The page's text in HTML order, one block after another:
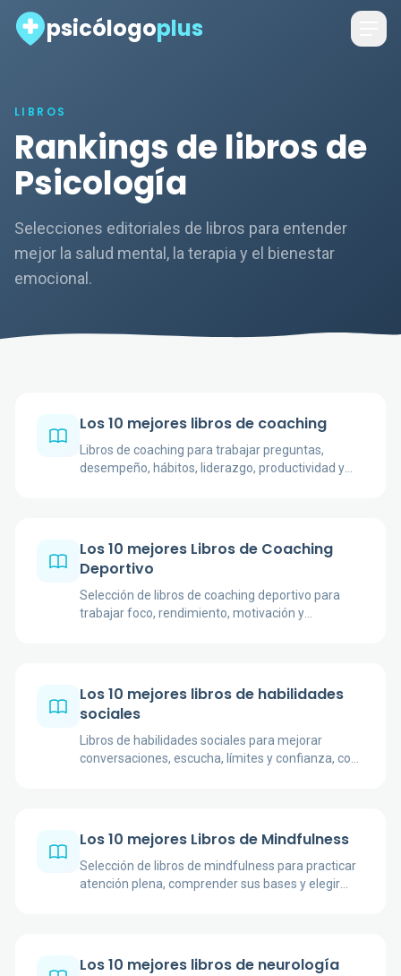
psicólogoplus
LIBROS
Rankings de libros de
Psicología
Selecciones editoriales de libros para entender
mejor la salud mental, la terapia y el bienestar
emocional.
Los 10 mejores libros de coaching
Libros de coaching para trabajar preguntas,
desempeño, hábitos, liderazgo, productividad y
Los 10 mejores Libros de Coaching
Deportivo
Selección de libros de coaching deportivo para
trabajar foco, rendimiento, motivación y
Los 10 mejores libros de habilidades
sociales
Libros de habilidades sociales para mejorar
conversaciones, escucha, límites y confianza, con
Los 10 mejores Libros de Mindfulness
Selección de libros de mindfulness para practicar
atención plena, comprender sus bases y elegir
Los 10 mejores libros de neurología